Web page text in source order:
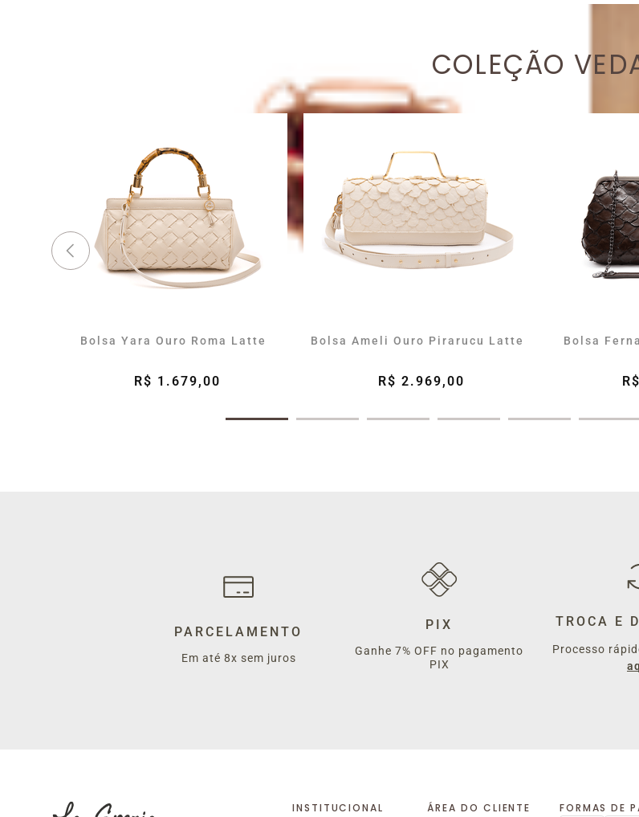
COLEÇÃO
Bolsa Yara Ouro Roma Latte
R$ 1.679,00
Bolsa Ameli Ouro Pirarucu Latte
R$ 2.969,00
Bolsa
PARCELAMENTO
Em até 8x sem juros
PIX
Ganhe 7% OFF no pagamento
PIX
TROCA E
Processo
INSTITUCIONAL
ÁREA DO CLIENTE
FORMAS DE